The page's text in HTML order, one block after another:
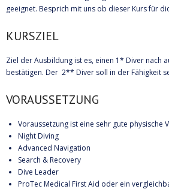
geeignet. Besprich mit uns ob dieser Kurs für
KURSZIEL
Ziel der Ausbildung ist es, einen 1* Diver nach
bestätigen. Der 2** Diver soll in der Fähigkeit
VORAUSSETZUNG
Voraussetzung ist eine sehr gute physische
Night Diving
Advanced Navigation
Search & Recovery
Dive Leader
ProTec Medical First Aid oder ein